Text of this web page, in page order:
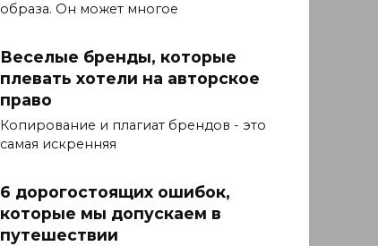
образа. Он может многое
Веселые бренды, которые
плевать хотели на авторское
право
Копирование и плагиат брендов - это
самая искренняя
6 дорогостоящих ошибок,
которые мы допускаем в
путешествии